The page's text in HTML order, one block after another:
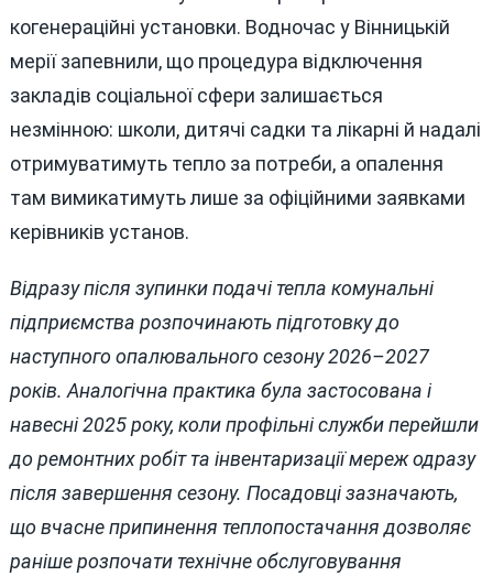
когенераційні установки. Водночас у Вінницькій
мерії запевнили, що процедура відключення
закладів соціальної сфери залишається
незмінною: школи, дитячі садки та лікарні й надалі
отримуватимуть тепло за потреби, а опалення
там вимикатимуть лише за офіційними заявками
керівників установ.
Відразу після зупинки подачі тепла комунальні
підприємства розпочинають підготовку до
наступного опалювального сезону 2026–2027
років. Аналогічна практика була застосована і
навесні 2025 року, коли профільні служби перейшли
до ремонтних робіт та інвентаризації мереж одразу
після завершення сезону. Посадовці зазначають,
що вчасне припинення теплопостачання дозволяє
раніше розпочати технічне обслуговування